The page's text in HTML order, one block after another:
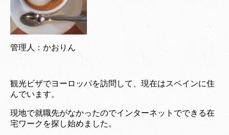
管理人：かおりん
観光ビザでヨーロッパを訪問して、現在はスペインに住
んでいます。
現地で就職先がなかったのでインターネットでできる在
宅ワークを探し始めました。